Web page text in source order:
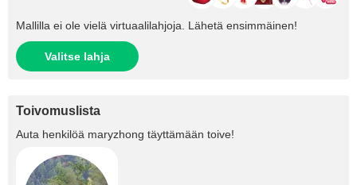
Mallilla ei ole vielä virtuaalilahjoja. Lähetä ensimmäinen!
Valitse lahja
Toivomuslista
Auta henkilöä maryzhong täyttämään toive!